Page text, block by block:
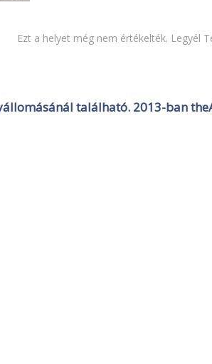
Ezt a helyet még nem értékelték. Legyél
található. 2013-ban